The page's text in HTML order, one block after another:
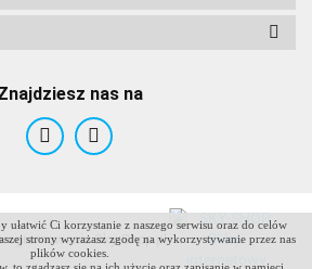
Ci korzystanie z naszego serwisu oraz do celów
strony wyrażasz zgodę na wykorzystywanie przez nas
plików cookies.
ANTCLABS
nas na
Sky-Shop.pl